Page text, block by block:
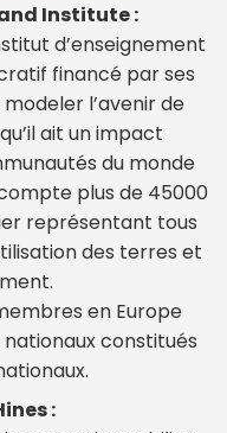
Institute :
d’enseignement
financé par ses
l’avenir de
ait un impact
du monde
plus de 45000
représentant tous
des terres et
en Europe
nationaux constitués
: